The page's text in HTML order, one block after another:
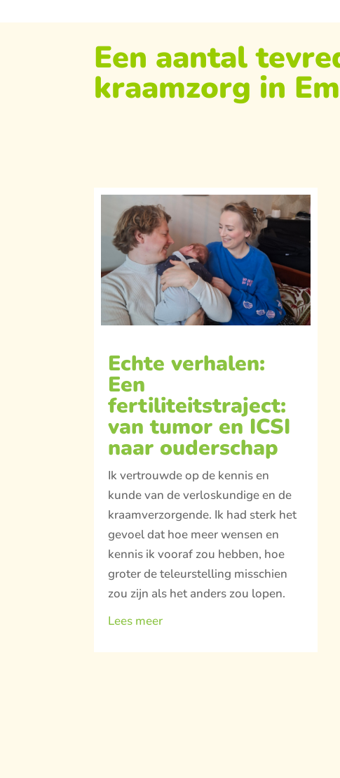
Een aantal
kraamzorg in
Echte verhalen:
Een
fertiliteitstraject:
van tumor en ICSI
naar ouderschap
Ik vertrouwde op de kennis en
kunde van de verloskundige en de
kraamverzorgende. Ik had sterk het
gevoel dat hoe meer wensen en
kennis ik vooraf zou hebben, hoe
groter de teleurstelling misschien
zou zijn als het anders zou lopen.
Lees meer